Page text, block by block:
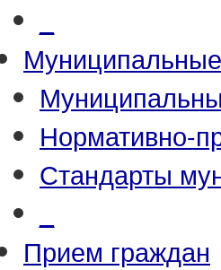
Нормативно-
Стандарты
Прием граждан